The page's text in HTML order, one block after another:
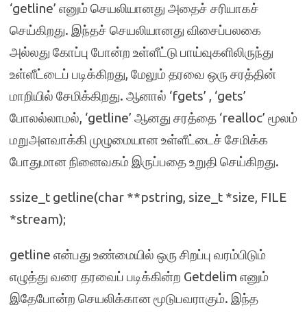
‘getline’ எனும் செயலியானது அதைச் சரியாகச்
செய்கிறது. இந்தச் செயலியானது விசைப்பலகை
அல்லது கோப்பு போன்ற உள்ளீட்டு பாய்வுகளிலிருந்து
உள்ளீட்டைப் படிக்கிறது, மேலும் தரவை ஒரு சரத்தின்
மாறியில் சேமிக்கிறது. ஆனால் ‘fgets’ , ‘gets’
போலல்லாமல், ‘getline’ ஆனது சரத்தை ‘realloc’ மூலம்
மறுஅளவாக்கி முழுமையான உள்ளீட்டைச் சேமிக்க
போதுமான நினைவகம் இருப்பதை உறுதி செய்கிறது.
ssize_t getline(char **pstring, size_t *size, FILE
*stream);
getline என்பது உண்மையில் ஒரு சிறப்பு வரம்பிடும்
எழுத்து வரை தரவைப் படிக்கின்ற Getdelim எனும்
இதேபோன்ற செயலிக்கான மூடுபவராகும். இந்த